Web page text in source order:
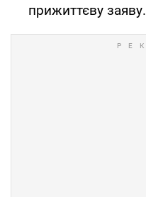
прижиттєву заяву.